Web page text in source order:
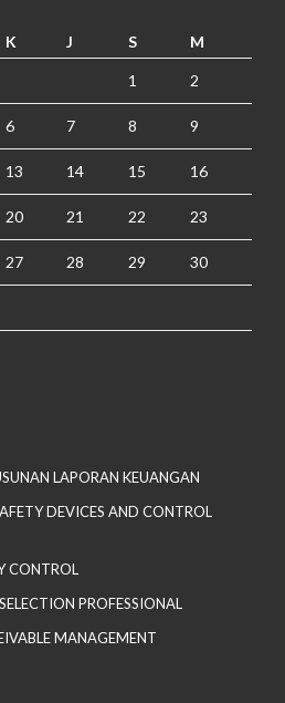
K J S M
1 2
6 7 8 9
13 14 15 16
20 21 22 23
27 28 29 30
LAPORAN KEUANGAN
DEVICES AND CONTROL
CONTROL
PROFESSIONAL
MANAGEMENT